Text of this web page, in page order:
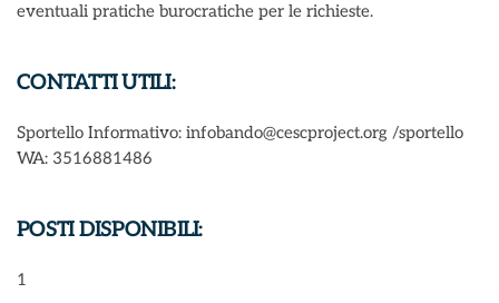
eventuali pratiche burocratiche per le richieste.
CONTATTI UTILI:
Sportello Informativo: infobando@cescproject.org /sportello
WA: 3516881486
POSTI DISPONIBILI:
1